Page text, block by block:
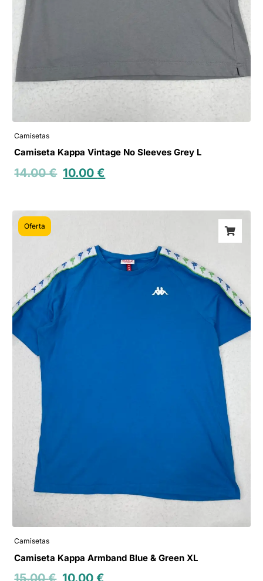
Camisetas
Camiseta Kappa Vintage No Sleeves Grey L
14.00€ 10.00€
Oferta
Camisetas
Camiseta Kappa Armband Blue & Green XL